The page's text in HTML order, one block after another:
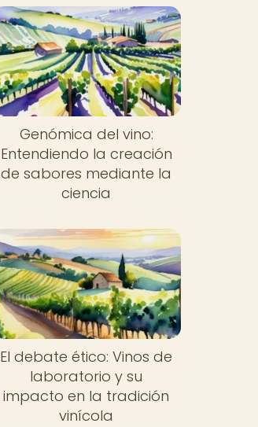
Genómica del vino:
Entendiendo la creación
de sabores mediante la
ciencia
El debate ético: Vinos de
laboratorio y su
impacto en la tradición
vinícola